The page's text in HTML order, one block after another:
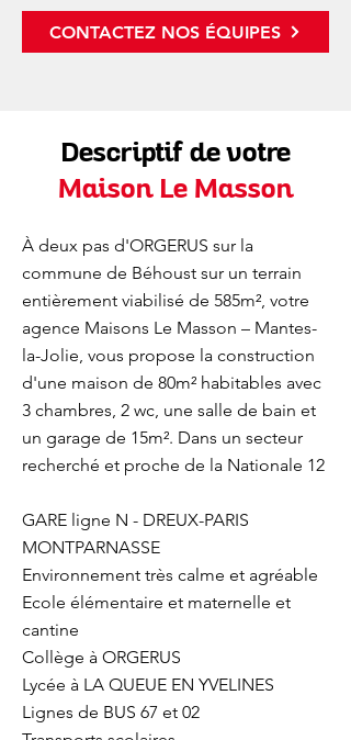
CONTACTEZ NOS ÉQUIPES
Descriptif de votre
Maison Le Masson
À deux pas d'ORGERUS sur la
commune de Béhoust sur un terrain
entièrement viabilisé de 585m², votre
agence Maisons Le Masson – Mantes-
la-Jolie, vous propose la construction
d'une maison de 80m² habitables avec
3 chambres, 2 wc, une salle de bain et
un garage de 15m². Dans un secteur
recherché et proche de la Nationale 12
GARE ligne N - DREUX-PARIS
MONTPARNASSE
Environnement très calme et agréable
Ecole élémentaire et maternelle et
cantine
Collège à ORGERUS
Lycée à LA QUEUE EN YVELINES
Lignes de BUS 67 et 02